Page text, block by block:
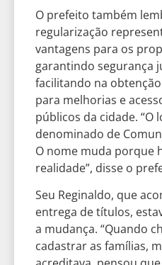
O prefeito também
regularização
vantagens para os
garantindo segurança
facilitando na
para melhorias e
públicos da cidade. “O
denominado de
O nome muda porque
realidade”, disse o
Seu Reginaldo, que
entrega de títulos,
a mudança. “Quando
cadastrar as famílias,